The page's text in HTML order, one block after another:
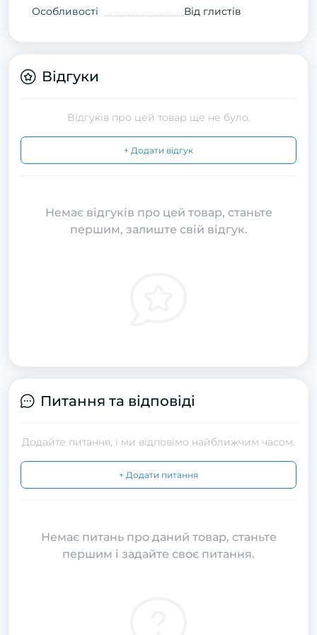
Особливості Від глистів
Відгуки
Відгуків про цей товар ще не було.
+ Додати відгук
Немає відгуків про цей товар, станьте
першим, залиште свій відгук.
Питання та відповіді
Додайте питання, і ми відповімо найближчим часом.
+ Додати питання
Немає питань про даний товар, станьте
першим і задайте своє питання.